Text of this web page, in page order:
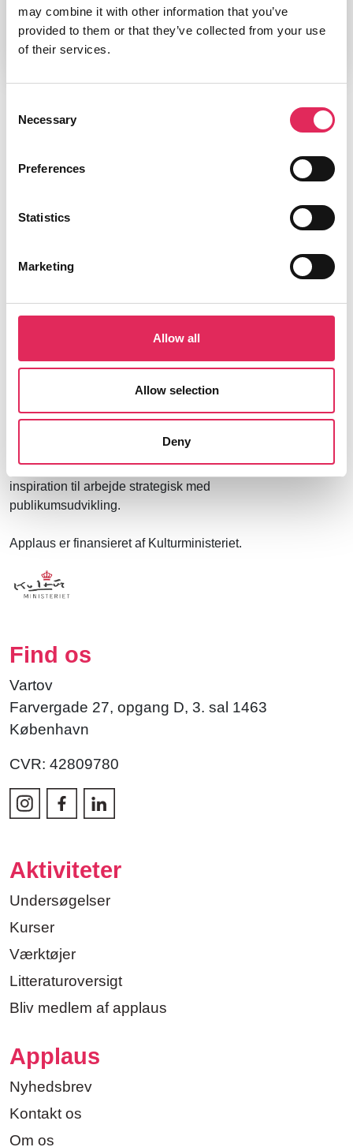
may combine it with other information that you’ve
provided to them or that they’ve collected from your use
of their services.
Selection
Necessary
Preferences
Statistics
Marketing
Allow all
Allow selection
Deny
Applaus leverer viden, værktøjer og undervisning,
publikumsstrategi i overensstemmelse med deres
at møde kunsten og kulturen, og for at
kulturinstitutionerne får kvalificeret viden og
inspiration til arbejde strategisk med
publikumsudvikling.
Applaus er finansieret af Kulturministeriet.
Find os
Vartov
Farvergade 27, opgang D, 3. sal 1463
København
CVR: 42809780
Aktiviteter
Undersøgelser
Kurser
Værktøjer
Litteraturoversigt
Bliv medlem af applaus
Applaus
Nyhedsbrev
Kontakt os
Om os